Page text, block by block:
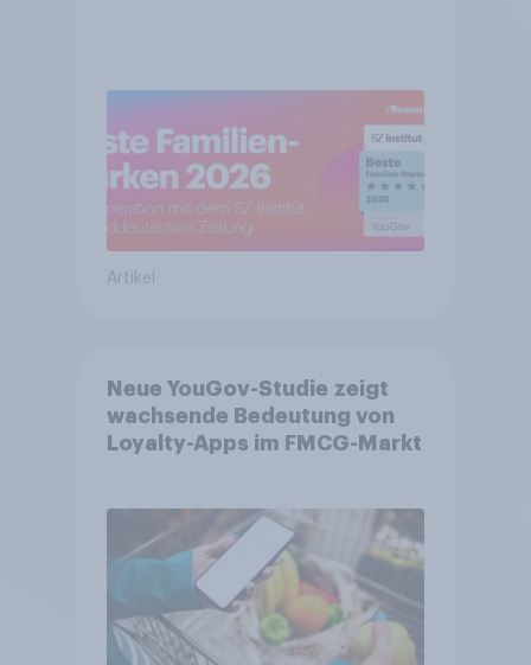
Artikel
Neue YouGov-Studie zeigt
wachsende Bedeutung von
Loyalty-Apps im FMCG-Markt